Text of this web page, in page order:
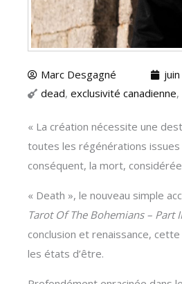
Marc Desgagné
dead, exclusivité canadienne,
« La création nécessite une
toutes les régénérations
conséquent, la mort,
« Death », le nouveau simple
Tarot Of The Bohemians – Part II
conclusion et renaissance,
les états d’être.